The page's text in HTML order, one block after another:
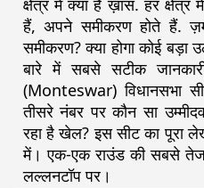
क्षेत्र में क्या है ख़ास. हर
हैं, अपने समीकरण होते हैं.
समीकरण? क्या होगा कोई बड़ा
बारे में सबसे सटीक
(Monteswar) विधानसभा
तीसरे नंबर पर कौन सा
रहा है खेल? इस सीट का पूरा
में। एक-एक राउंड की सबसे तेज
लल्लनटॉप पर।